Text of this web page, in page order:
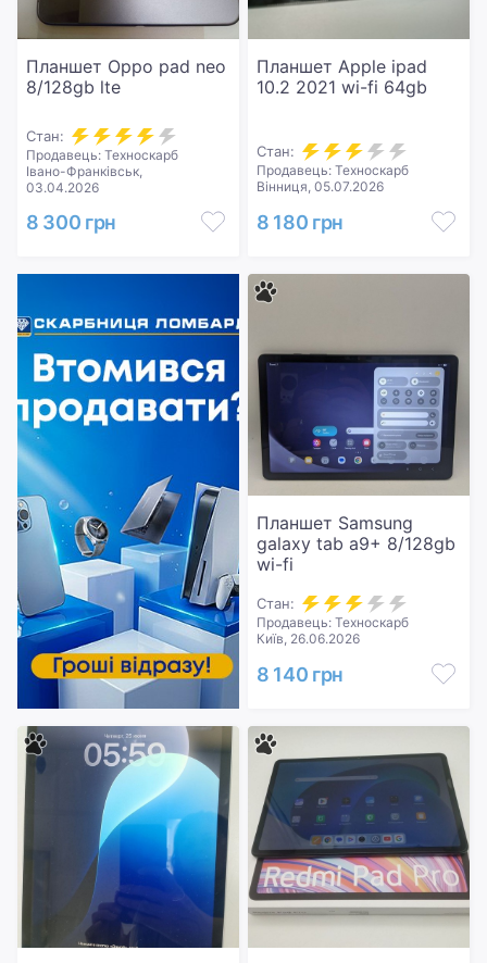
Планшет Oppo pad neo
8/128gb lte
Стан:
Продавець: Техноскарб
Івано-Франківськ,
03.04.2026
8 300 грн
Планшет Apple ipad
10.2 2021 wi-fi 64gb
Стан:
Продавець: Техноскарб
Вінниця, 05.07.2026
8 180 грн
Планшет Samsung
galaxy tab a9+ 8/128gb
wi-fi
Стан:
Продавець: Техноскарб
Київ, 26.06.2026
8 140 грн